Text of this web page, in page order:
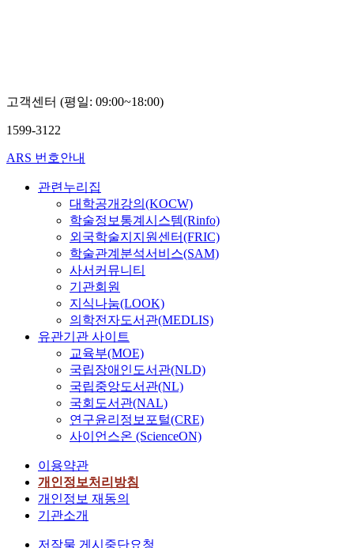
고객센터 (평일: 09:00~18:00)
1599-3122
ARS 번호안내
관련누리집
대학공개강의(KOCW)
학술정보통계시스템(Rinfo)
외국학술지지원센터(FRIC)
학술관계분석서비스(SAM)
사서커뮤니티
기관회원
지식나눔(LOOK)
의학전자도서관(MEDLIS)
유관기관 사이트
교육부(MOE)
국립장애인도서관(NLD)
국립중앙도서관(NL)
국회도서관(NAL)
연구윤리정보포털(CRE)
사이언스온 (ScienceON)
이용약관
개인정보처리방침
개인정보 재동의
기관소개
저작물 게시중단요청